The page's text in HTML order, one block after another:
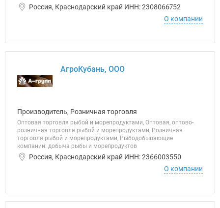
Россия, Краснодарский край ИНН: 2308066752
О компании
АгроКубань, ООО
Производитель, Розничная торговля
Оптовая торговля рыбой и морепродуктами, Оптовая, оптово-
розничная торговля рыбой и морепродуктами, Розничная
торговля рыбой и морепродуктами, Рыбодобывающие
компании: добыча рыбы и морепродуктов
Россия, Краснодарский край ИНН: 2366003550
О компании